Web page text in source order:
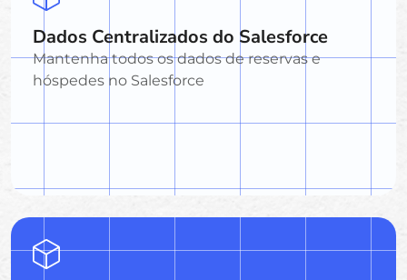
Dados Centralizados do Salesforce
Mantenha todos os dados de reservas e
hóspedes no Salesforce